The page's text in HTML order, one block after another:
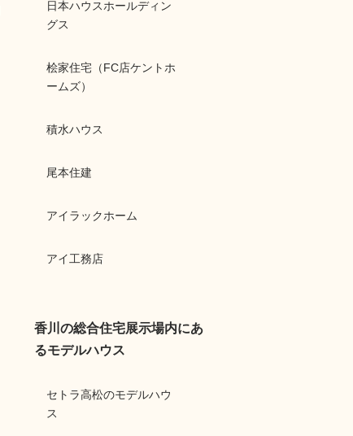
日本ハウスホールディン
グス
桧家住宅（FC店ケントホ
ームズ）
積水ハウス
尾本住建
アイラックホーム
アイ工務店
香川の総合住宅展示場内にあ
るモデルハウス
セトラ高松のモデルハウ
ス